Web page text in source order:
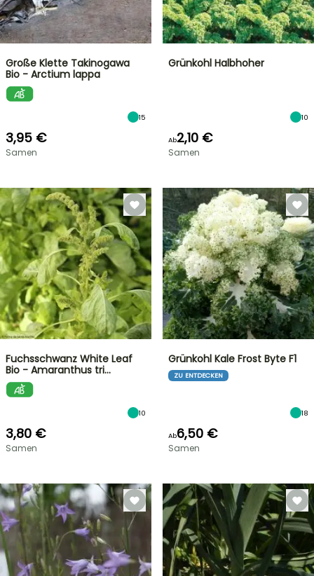
Große Klette Takinogawa
Bio - Arctium lappa
15
3,95 €
Samen
Grünkohl Halbhoher
10
Ab2,10 €
Samen
Fuchsschwanz White Leaf
Bio - Amaranthus tri…
10
3,80 €
Samen
Grünkohl Kale Frost Byte F1
ZU ENTDECKEN
18
Ab6,50 €
Samen